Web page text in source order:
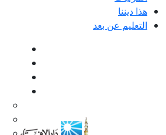
هذا ديننا
التعليم عن بعد